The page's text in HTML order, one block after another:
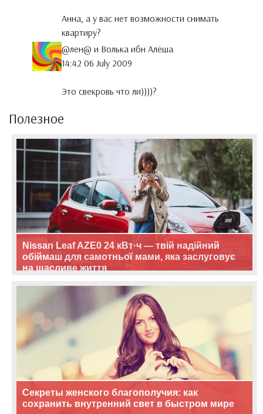
Анна, а у вас нет возможности снимать
квартиру?
@лен@ и Волька ибн Алёша
14:42 06 July 2009
Это свекровь что ли))))?
Полезное
Nissan Leaf AZE0 24 кВт·ч — твій надійний
обіймаш для самотньої мами, яка заслуговує
на щасливе життя
Секреты женского благополучия: как
сохранить внутренний свет в быстром мире